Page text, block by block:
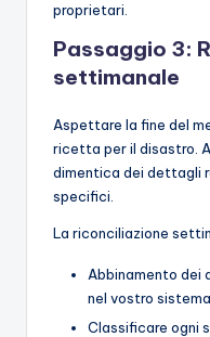
proprietari.
Passaggio 3:
settimanale
Aspettare la fine del
ricetta per il disastro.
dimentica dei dettagli
specifici.
La riconciliazione
Abbinamento dei
nel vostro sistema
Classificare ogni